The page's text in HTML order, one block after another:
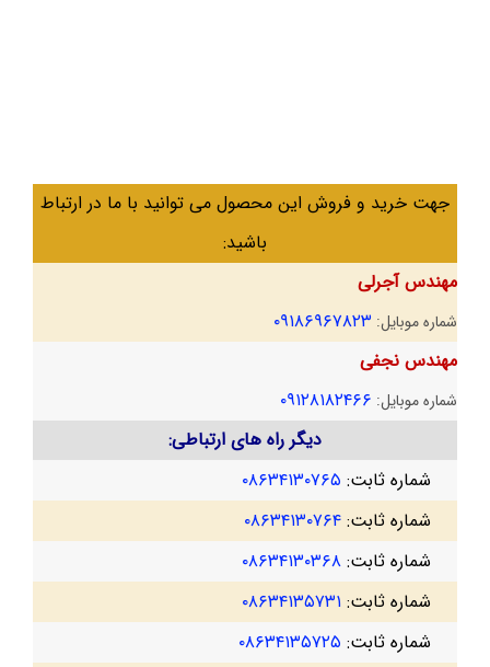
جهت خرید و فروش این محصول می توانید با ما در ارتباط
باشید:
مهندس آجرلی
شماره موبایل: ۰۹۱۸۶۹۶۷۸۲۳
مهندس نجفی
شماره موبایل: ۰۹۱۲۸۱۸۲۴۶۶
دیگر راه های ارتباطی:
شماره ثابت: ۰۸۶۳۴۱۳۰۷۶۵
شماره ثابت: ۰۸۶۳۴۱۳۰۷۶۴
شماره ثابت: ۰۸۶۳۴۱۳۰۳۶۸
شماره ثابت: ۰۸۶۳۴۱۳۵۷۳۱
شماره ثابت: ۰۸۶۳۴۱۳۵۷۲۵